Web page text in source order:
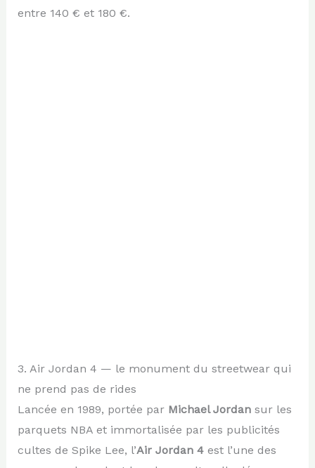
entre 140 € et 180 €.
3. Air Jordan 4 — le monument du streetwear qui
ne prend pas de rides
Lancée en 1989, portée par Michael Jordansur les
parquets NBA et immortalisée par les publicités
cultes de Spike Lee, l’Air Jordan 4est l’une des